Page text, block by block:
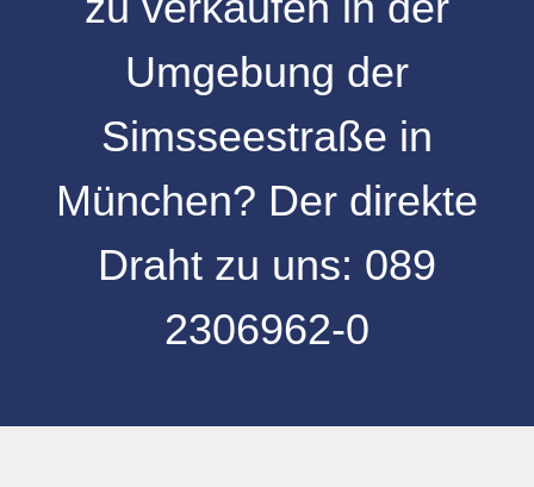
Umgebung der
Simsseestraße in
München? Der direkte
Draht zu uns: 089
2306962-0